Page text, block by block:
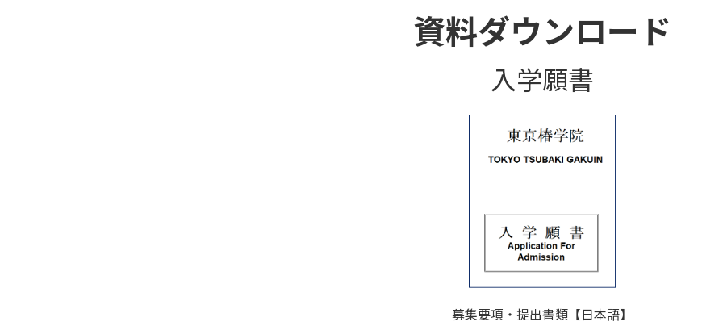
資料ダウンロード
入学願書
募集要項・提出書類【日本語】